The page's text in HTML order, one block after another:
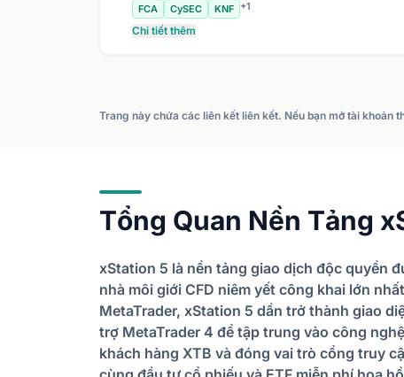
FCA CySEC KNF +1
Chi tiết thêm
Trang này chứa các liên kết liên kết. Nếu bạn mở tài khoản
Tổng Quan Nền Tảng
xStation 5 là nền tảng giao dịch độc quyền
nhà môi giới CFD niêm yết công khai lớn
MetaTrader, xStation 5 dần trở thành giao
trợ MetaTrader 4 để tập trung vào công
khách hàng XTB và đóng vai trò cổng truy